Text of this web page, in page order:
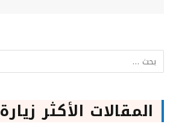
المقالات الأكثر زيارة